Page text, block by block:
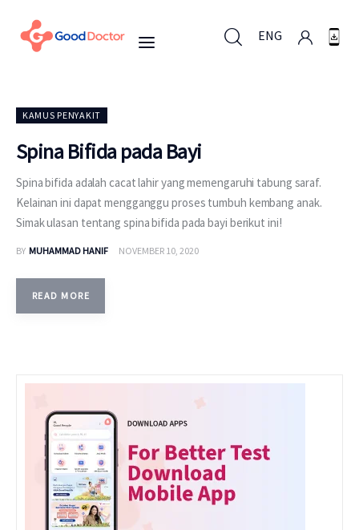
ENG
Untuk Bisnis
Untuk Anda
Mengapa Good Doctor
Berita
KAMUS PENYAKIT
Spina Bifida pada Bayi
Spina bifida adalah cacat lahir yang memengaruhi tabung saraf.
Kelainan ini dapat mengganggu proses tumbuh kembang anak.
Simak ulasan tentang spina bifida pada bayi berikut ini!
BY MUHAMMAD HANIF NOVEMBER 10, 2020
READ MORE